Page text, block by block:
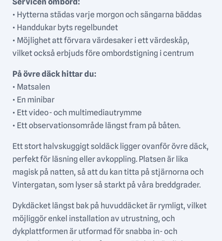
• Hytterna städas varje morgon och sängarna bäddas
• Handdukar byts regelbundet
• Möjlighet att förvara värdesaker i ett värdeskåp,
vilket också erbjuds före ombordstigning i centrum
På övre däck hittar du:
• Matsalen
• En minibar
• Ett video- och multimediautrymme
• Ett observationsområde längst fram på båten.
Ett stort halvskuggigt soldäck ligger ovanför övre däck,
perfekt för läsning eller avkoppling. Platsen är lika
magisk på natten, så att du kan titta på stjärnorna och
Vintergatan, som lyser så starkt på våra breddgrader.
Dykdäcket längst bak på huvuddäcket är rymligt, vilket
möjliggör enkel installation av utrustning, och
dykplattformen är utformad för snabba in- och